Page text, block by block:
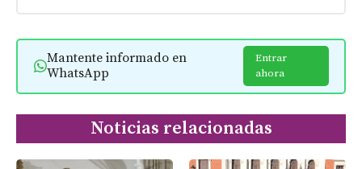
Mantente informado en
WhatsApp
Entrar
ahora
Noticias relacionadas